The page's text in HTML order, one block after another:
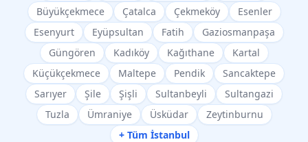
Büyükçekmece
Çatalca Çekmeköy
Esenler
Esenyurt
Eyüpsultan Fatih
Gaziosmanpaşa
Güngören
Kadıköy Kağıthane
Kartal
Küçükçekmece
Maltepe Pendik
Sancaktepe
Sarıyer
Şile Şişli Sultanbeyli
Sultangazi
Tuzla
Ümraniye Üsküdar
Zeytinburnu
+ Tüm İstanbul